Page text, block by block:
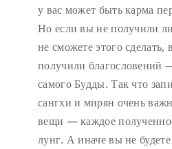
у вас может быть карма
Но если вы не получили
не сможете этого сделать,
получили благословений
самого Будды. Так что
сангхи и мирян очень
вещи — каждое
лунг. А иначе вы не